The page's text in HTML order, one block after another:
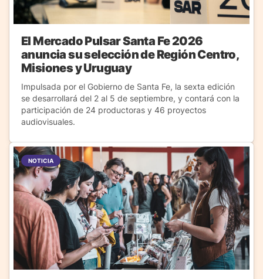
El Mercado Pulsar Santa Fe 2026
anuncia su selección de Región Centro,
Misiones y Uruguay
Impulsada por el Gobierno de Santa Fe, la sexta edición
se desarrollará del 2 al 5 de septiembre, y contará con la
participación de 24 productoras y 46 proyectos
audiovisuales.
NOTICIA